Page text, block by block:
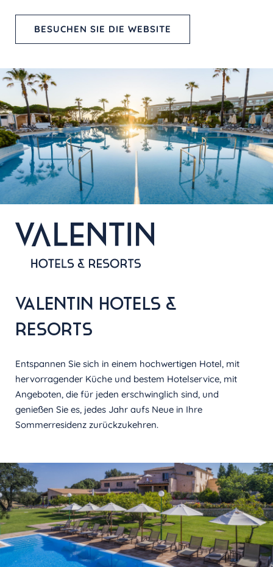
BESUCHEN SIE DIE WEBSITE
VALENTIN HOTELS &
RESORTS
Entspannen Sie sich in einem hochwertigen Hotel, mit
hervorragender Küche und bestem Hotelservice, mit
Angeboten, die für jeden erschwinglich sind, und
genießen Sie es, jedes Jahr aufs Neue in Ihre
Sommerresidenz zurückzukehren.